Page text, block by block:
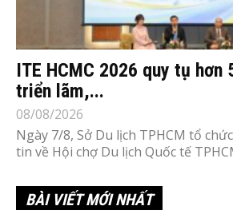
ITE HCMC 2026 quy tụ hơn
triển lãm,...
08/08/2026
Ngày 7/8, Sở Du lịch TPHCM tổ
tin về Hội chợ Du lịch Quốc tế
BÀI VIẾT MỚI NHẤT